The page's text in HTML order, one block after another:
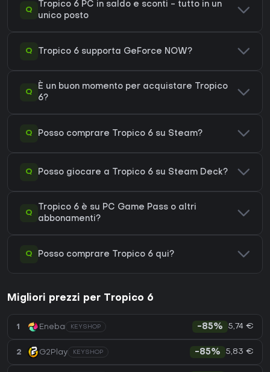
Q
Tropico 6 PC in saldo e sconti - tutto in un
unico posto
Q Tropico 6 supporta GeForce NOW?
Q
È un buon momento per acquistare Tropico
6?
Q Posso comprare Tropico 6 su Steam?
Q Posso giocare a Tropico 6 su Steam Deck?
Q
Tropico 6 è su PC Game Pass o altri
abbonamenti?
Q Posso comprare Tropico 6 qui?
Migliori prezzi per Tropico 6
1 Eneba KEYSHOP -85% 5,74 €
2 G2Play KEYSHOP -85% 5,83 €